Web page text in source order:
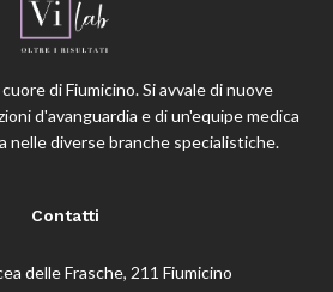
di Fiumicino. Si avvale di nuove
d'avanguardia e di un'equipe medica
nelle diverse branche specialistiche.
Contatti
delle Frasche, 211 Fiumicino